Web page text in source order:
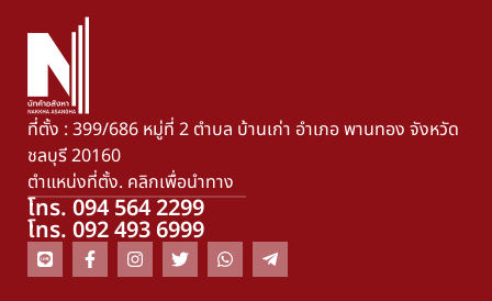
ที่ตั้ง : 399/686 หมู่ที่ 2 ตำบล บ้านเก่า อำเภอ พานทอง จังหวัด
ชลบุรี 20160
ตำแหน่งที่ตั้ง. คลิกเพื่อนำทาง
โทร. 094 564 2299
โทร. 092 493 6999